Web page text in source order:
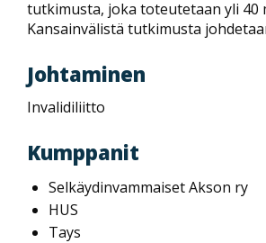
tutkimusta, joka toteutetaan yli 40
Kansainvälistä tutkimusta
Johtaminen
Invalidiliitto
Kumppanit
Selkäydinvammaiset Akson ry
HUS
Tays